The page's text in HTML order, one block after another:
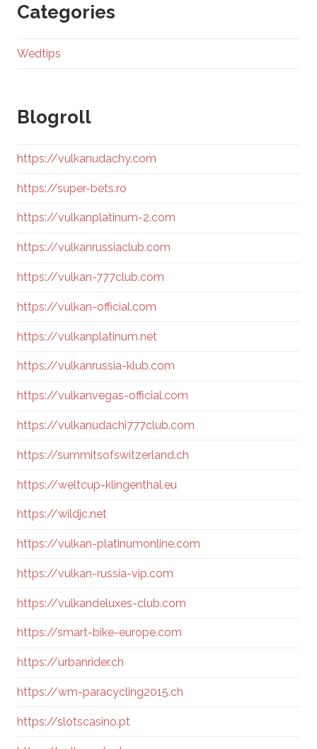
Categories
Wedtips
Blogroll
https://vulkanudachy.com
https://super-bets.ro
https://vulkanplatinum-2.com
https://vulkanrussiaclub.com
https://vulkan-777club.com
https://vulkan-official.com
https://vulkanplatinum.net
https://vulkanrussia-klub.com
https://vulkanvegas-official.com
https://vulkanudachi777club.com
https://summitsofswitzerland.ch
https://weltcup-klingenthal.eu
https://wildjc.net
https://vulkan-platinumonline.com
https://vulkan-russia-vip.com
https://vulkandeluxes-club.com
https://smart-bike-europe.com
https://urbanrider.ch
https://wm-paracycling2015.ch
https://slotscasino.pt